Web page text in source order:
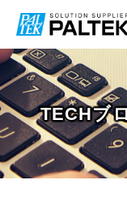
TECHブ